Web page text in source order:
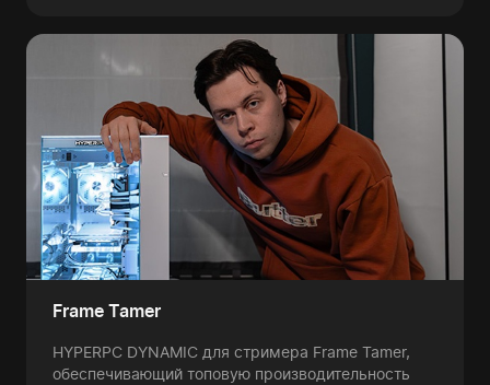
Frame Tamer
HYPERPC DYNAMIC для стримера Frame Tamer,
обеспечивающий топовую производительность